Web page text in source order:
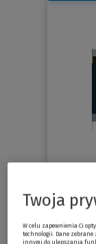
Twoja
W celu zapewnienia Ci
technologii. Dane zebrane
innymi do ulepszania